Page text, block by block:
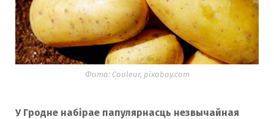
o
o
g
Фота: Couleur, pixabay.com
У Гродне набірае папулярнасць незвычайная